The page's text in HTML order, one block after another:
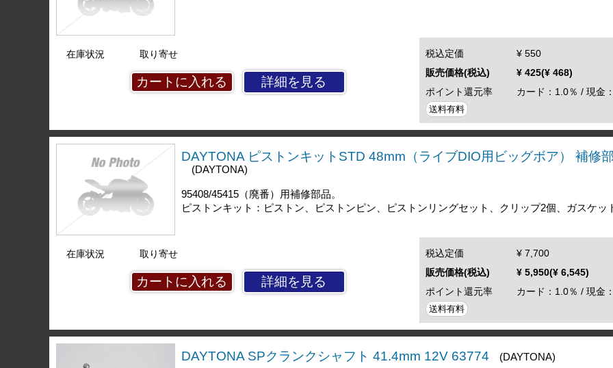
在庫状況 取り寄せ
詳細を見る
税込定価
¥ 550
販売価格(税込)
¥ 425(¥ 468)
ポイント還元率
カード：1.0％ / 現金
送料有料
DAYTONA ピストンキットSTD 48mm（ライブDIO用ビッグボア） 補修
(DAYTONA)
95408/45415（廃番）用補修部品。
ピストンキット：ピストン、ピストンピン、ピストンリングセット、クリップ2個、ガスケッ
在庫状況 取り寄せ
詳細を見る
税込定価
¥ 7,700
販売価格(税込)
¥ 5,950(¥ 6,545)
ポイント還元率
カード：1.0％ / 現金
送料有料
DAYTONA SPクランクシャフト 41.4mm 12V 63774 (DAYTONA)